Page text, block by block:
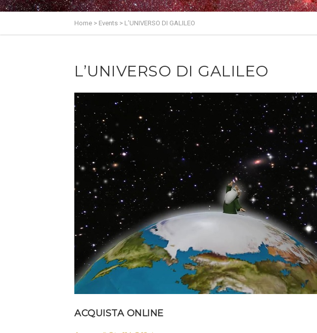
Home > Events > L’UNIVERSO DI GALILEO
L’UNIVERSO DI GALILEO
ACQUISTA ONLINE